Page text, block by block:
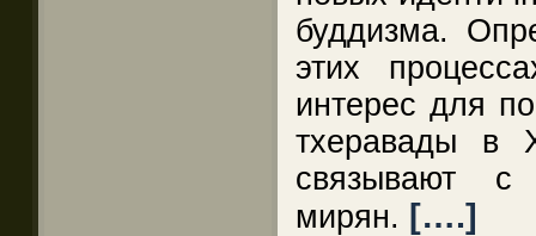
буддизма.
этих
интерес для
тхеравады в
связывают с
мирян. [….]